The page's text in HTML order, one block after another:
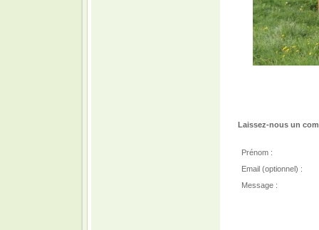
Laissez-nous un
Prénom :
Email (optionnel) :
Message :